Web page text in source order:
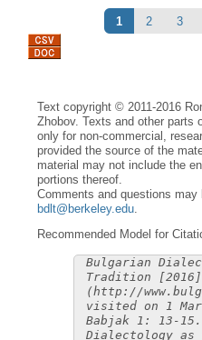
1 2 3
Text copyright © 2011-2016
Zhobov. Texts and other parts
only for non-commercial,
provided the source of the
material may not include the
portions thereof.
Comments and questions may
bdlt@berkeley.edu.
Recommended Model for
Bulgarian
Tradition [2016]
(http://
visited on 1
Babjak 1: 13-
Dialectology